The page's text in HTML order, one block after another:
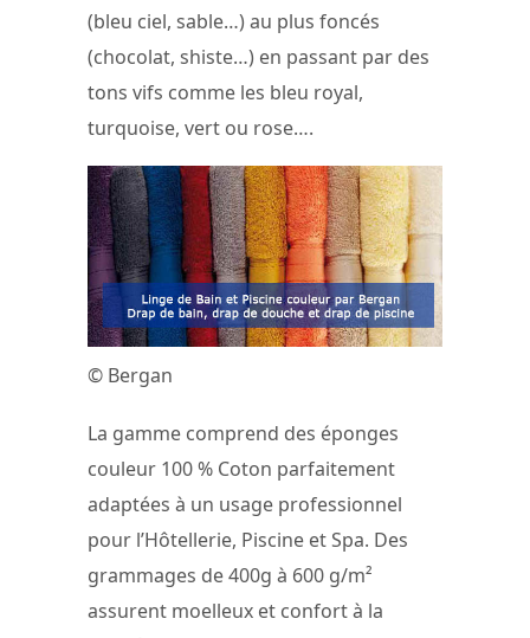
(bleu ciel, sable…) au plus foncés
(chocolat, shiste…) en passant par des
tons vifs comme les bleu royal,
turquoise, vert ou rose….
© Bergan
La gamme comprend des éponges
couleur 100 % Coton parfaitement
adaptées à un usage professionnel
pour l’Hôtellerie, Piscine et Spa. Des
grammages de 400g à 600 g/m²
assurent moelleux et confort à la